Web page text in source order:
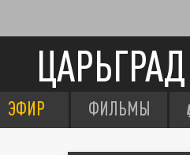
ЦАРЬГРАД
ЭФИР ФИЛЬМЫ